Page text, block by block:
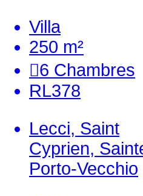
Villa
250 m²
6 Chambres
RL378
Lecci, Saint
Cyprien,
Porto-Vecchio